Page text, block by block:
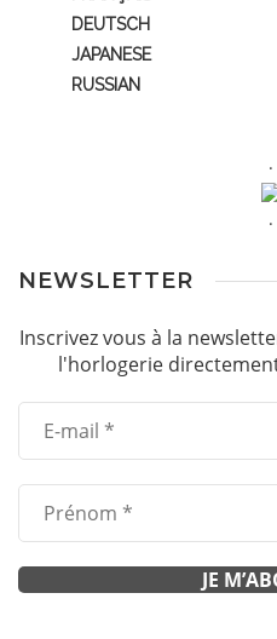
DEUTSCH
JAPANESE
RUSSIAN
.
.
NEWSLETTER
Inscrivez vous à la
l'horlogerie